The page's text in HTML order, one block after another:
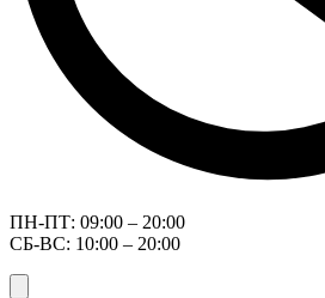
ПН-ПТ: 09:00 – 20:00
СБ-ВС: 10:00 – 20:00